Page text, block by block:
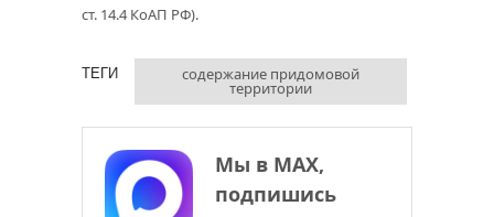
ст. 14.4 КоАП РФ).
ТЕГИ содержание придомовой
территории
Мы в МАХ,
подпишись